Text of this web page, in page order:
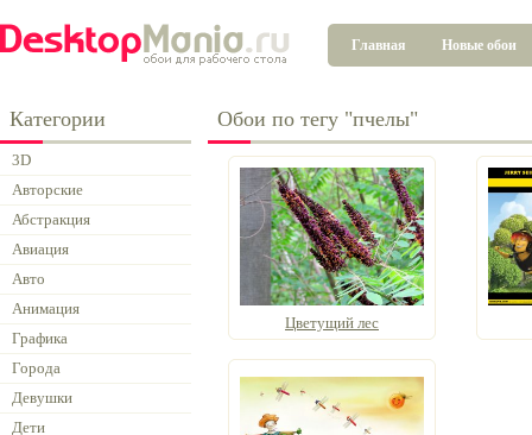
Главная Новые обои
Категории
3D
Авторские
Абстракция
Авиация
Авто
Анимация
Графика
Города
Девушки
Дети
Обои по тегу "пчелы"
Цветущий лес